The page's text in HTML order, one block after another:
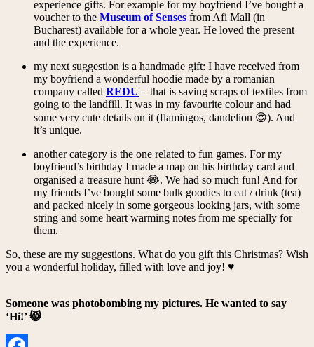
experience gifts. For example for my boyfriend I’ve bought a
voucher to the Museum of Senses from Afi Mall (in
Bucharest) available for a whole year. He loved the present
and the experience.
my next suggestion is a handmade gift: I have received from
my boyfriend a wonderful hoodie made by a romanian
company called REDU – that is saving scraps of textiles from
going to the landfill. It was in my favourite colour and had
some very cute details on it (flamingos, dandelion 😍). And
it’s unique.
another category is the one related to fun games. For my
boyfriend’s birthday I made a map on his birthday card and
organised a treasure hunt 😂. We had so much fun! And for
my friends I’ve bought some bulk goodies to eat / drink (tea)
and packed nicely in some gorgeous looking jars, with some
string and some heart warming notes from me specially for
them.
So, these are my suggestions. What do you gift this Christmas? Wish
you a wonderful holiday, filled with love and joy! ♥️
Someone was photobombing my pictures. He wanted to say
‘Hi!’ 😸